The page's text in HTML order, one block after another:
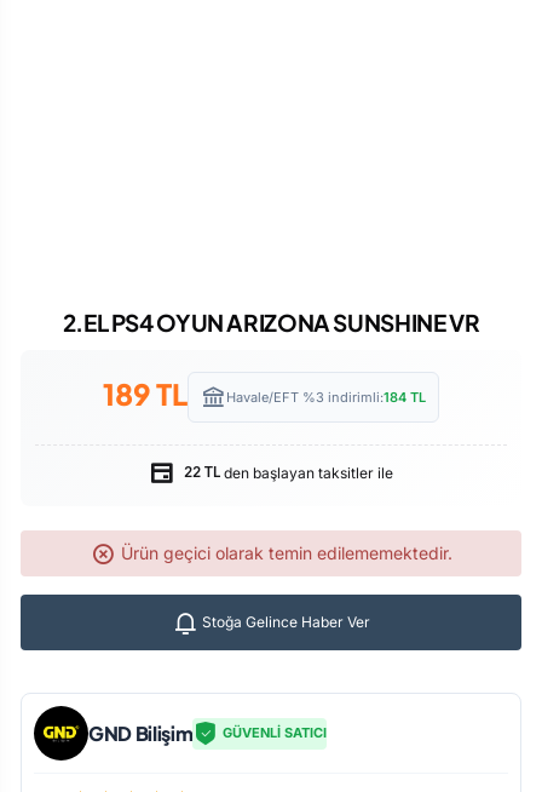
2.EL PS4 OYUN ARIZONA SUNSHINE VR
189TL Havale/EFT %3 indirimli:184 TL
22 TL den başlayan taksitler ile
Ürün geçici olarak temin edilememektedir.
Stoğa Gelince Haber Ver
GND Bilişim GÜVENLİ SATICI